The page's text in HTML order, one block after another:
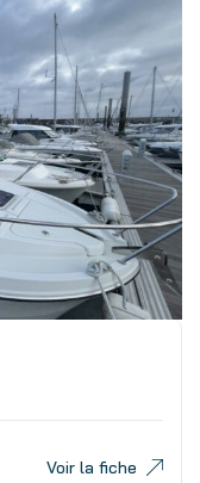
Voir la fiche